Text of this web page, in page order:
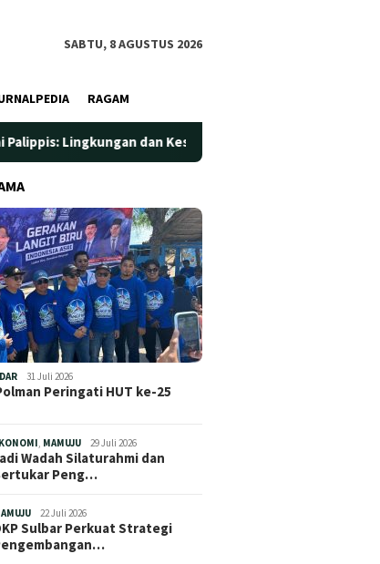
SABTU, 8 AGUSTUS 2026
RAGAM
dan Kesehatan Jadi Prioritas
31 Juli 2026
Peringati HUT ke-25
MAMUJU 29 Juli 2026
Wadah Silaturahmi dan
Peng…
22 Juli 2026
Sulbar Perkuat Strategi